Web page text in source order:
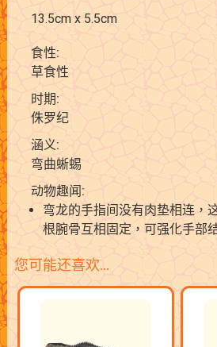
13.5cm x 5.5cm
食性:
草食性
时期:
侏罗纪
涵义:
弯曲蜥蜴
动物趣闻:
弯龙的手指间没有肉垫相连，
根腕骨互相固定，可强化手部
您可能还喜欢…